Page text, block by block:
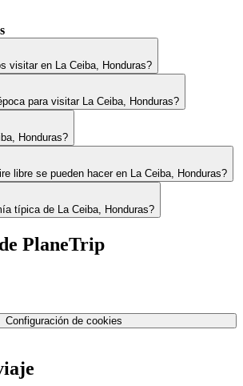
visitar en La Ceiba, Honduras?
para visitar La Ceiba, Honduras?
Honduras?
libre se pueden hacer en La Ceiba, Honduras?
típica de La Ceiba, Honduras?
PlaneTrip
Configuración de cookies